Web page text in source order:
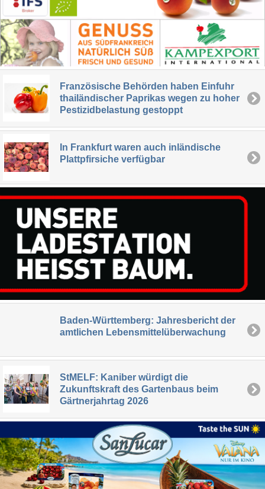
Französische Behörden haben Einfuhr
thailändischer Paprikas wegen zu hoher
Pestizidbelastung gestoppt
In Frankfurt waren auch inländische
Plattpfirsiche verfügbar
Baden-Württemberg: Jahresbericht der
amtlichen Lebensmittelüberwachung
StMELF: Kaniber würdigt die
Zukunftskraft des Gartenbaus beim
Gärtnerjahrtag 2026